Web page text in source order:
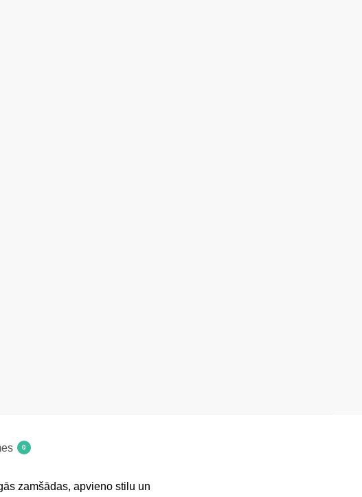
0
zamšādas, apvieno stilu un